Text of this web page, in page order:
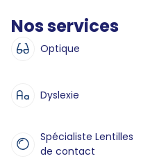
Nos services
Optique
Dyslexie
Spécialiste Lentilles
de contact